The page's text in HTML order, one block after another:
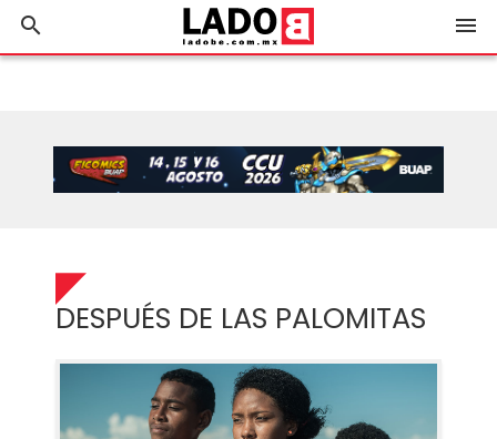
search menu
DESPUÉS DE LAS PALOMITAS